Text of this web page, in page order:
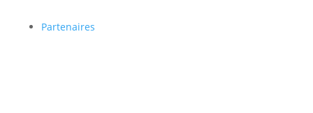
Partenaires